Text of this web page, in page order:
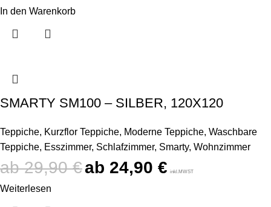
In den Warenkorb
SMARTY SM100 – SILBER, 120X120
Teppiche, Kurzflor Teppiche, Moderne Teppiche, Waschbare
Teppiche, Esszimmer, Schlafzimmer, Smarty, Wohnzimmer
29,90€ 24,90 € inkl.MWST
Weiterlesen